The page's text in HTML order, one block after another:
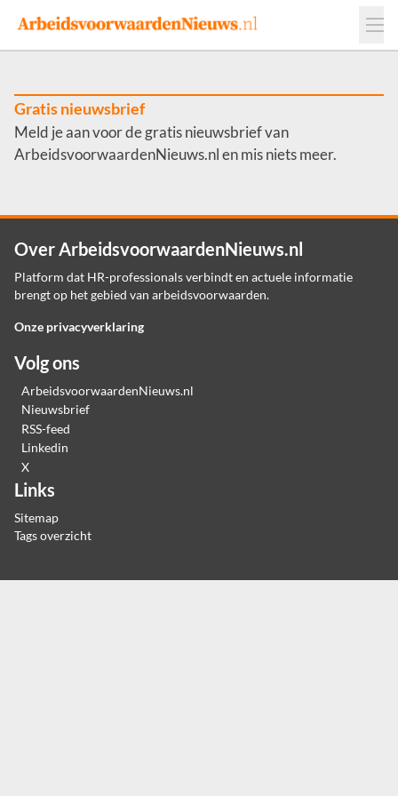
Events
Adverteren
Werkgevers
Contact
Gratis nieuwsbrief
Meld je aan voor de gratis nieuwsbrief van
ArbeidsvoorwaardenNieuws.nl en mis niets meer.
Over ArbeidsvoorwaardenNieuws.nl
Platform dat HR-professionals verbindt en actuele informatie
brengt op het gebied van arbeidsvoorwaarden.
Onze privacyverklaring
Volg ons
ArbeidsvoorwaardenNieuws.nl
Nieuwsbrief
RSS-feed
Linkedin
X
Links
Sitemap
Tags overzicht